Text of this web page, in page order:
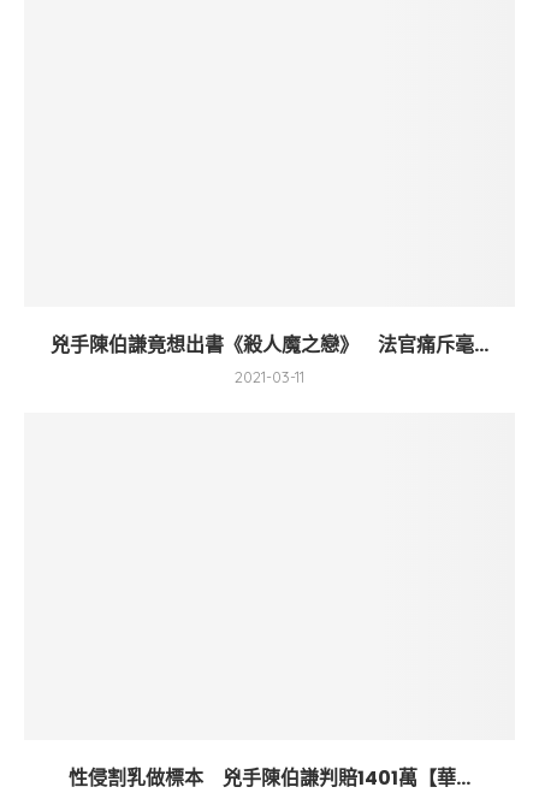
兇手陳伯謙竟想出書《殺人魔之戀》 法官痛斥毫...
2021-03-11
性侵割乳做標本 兇手陳伯謙判賠1401萬【華...